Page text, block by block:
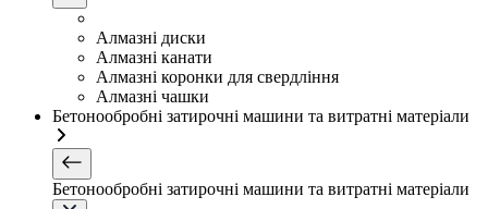
Алмазні диски
Алмазні канати
Алмазні коронки для свердління
Алмазні чашки
Бетонообробні затирочні машини та витратні матеріали
Бетонообробні затирочні машини та витратні матеріали